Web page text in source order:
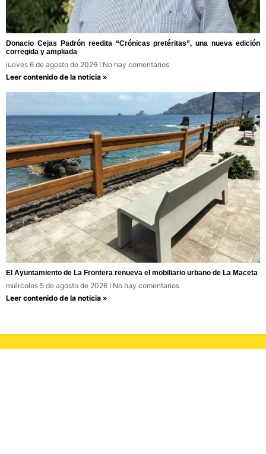
Donacio Cejas Padrón reedita “Crónicas pretéritas”, una nueva edición
corregida y ampliada
jueves 6 de agosto de 2026
No hay comentarios
Leer contenido de la noticia »
El Ayuntamiento de La Frontera renueva el mobiliario urbano de La Maceta
miércoles 5 de agosto de 2026
No hay comentarios
Leer contenido de la noticia »